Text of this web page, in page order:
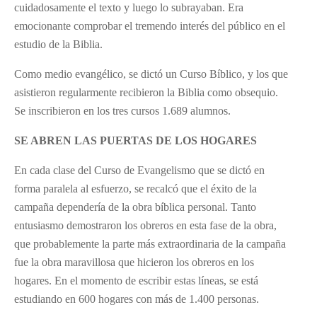
cuidadosamente el texto y luego lo subrayaban. Era
emocionante comprobar el tremendo interés del público en el
estudio de la Biblia.
Como medio evangélico, se dictó un Curso Bíblico, y los que
asistieron regularmente recibieron la Biblia como obsequio.
Se inscribieron en los tres cursos 1.689 alumnos.
SE ABREN LAS PUERTAS DE LOS HOGARES
En cada clase del Curso de Evangelismo que se dictó en
forma paralela al esfuerzo, se recalcó que el éxito de la
campaña dependería de la obra bíblica personal. Tanto
entusiasmo demostraron los obreros en esta fase de la obra,
que probablemente la parte más extraordinaria de la campaña
fue la obra maravillosa que hicieron los obreros en los
hogares. En el momento de escribir estas líneas, se está
estudiando en 600 hogares con más de 1.400 personas.